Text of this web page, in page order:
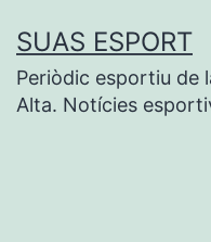
contenido
SUAS ESPORT
Periòdic esportiu de
Alta. Notícies